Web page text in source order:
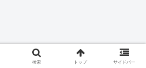
検索 トップ サイドバー